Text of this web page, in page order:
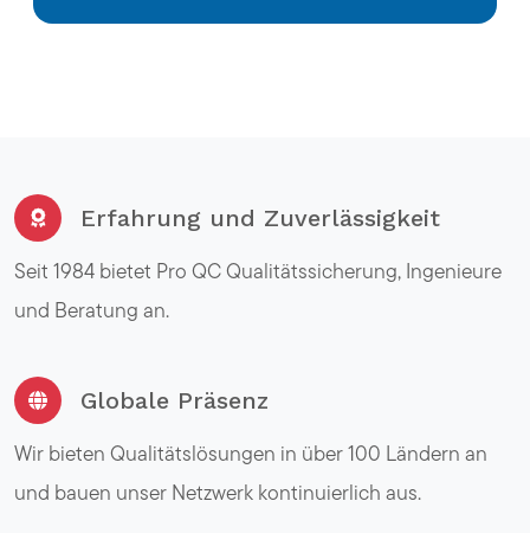
Erfahrung und Zuverlässigkeit
Seit 1984 bietet Pro QC Qualitätssicherung, Ingenieure
und Beratung an.
Globale Präsenz
Wir bieten Qualitätslösungen in über 100 Ländern an
und bauen unser Netzwerk kontinuierlich aus.